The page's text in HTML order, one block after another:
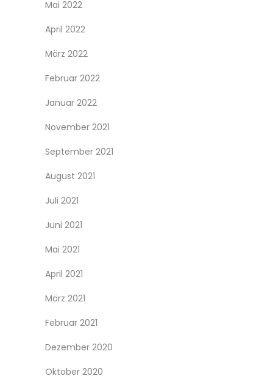
Mai 2022
April 2022
März 2022
Februar 2022
Januar 2022
November 2021
September 2021
August 2021
Juli 2021
Juni 2021
Mai 2021
April 2021
März 2021
Februar 2021
Dezember 2020
Oktober 2020